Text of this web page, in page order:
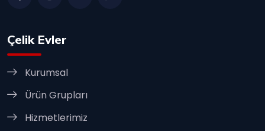
Çelik Evler
Kurumsal
Ürün Grupları
Hizmetlerimiz